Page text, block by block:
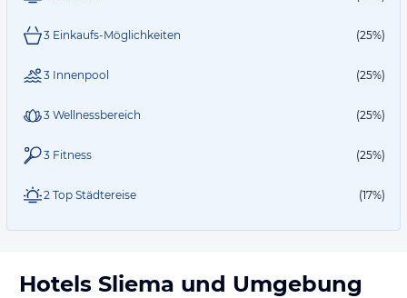
3 Einkaufs-Möglichkeiten (25%)
3 Innenpool (25%)
3 Wellnessbereich (25%)
3 Fitness (25%)
2 Top Städtereise (17%)
Hotels Sliema und Umgebung